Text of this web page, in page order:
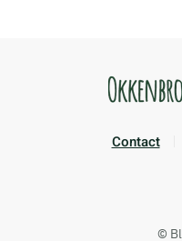
Contact
©